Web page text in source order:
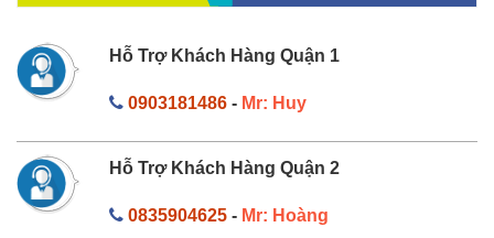
Hỗ Trợ Khách Hàng Quận 1
0903181486- Mr: Huy
Hỗ Trợ Khách Hàng Quận 2
0835904625- Mr: Hoàng